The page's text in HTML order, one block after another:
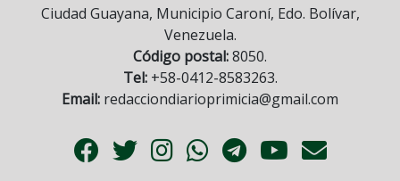
Ciudad Guayana, Municipio Caroní, Edo. Bolívar,
Venezuela.
Código postal:8050.
Tel:+58-0412-8583263.
Email: redacciondiarioprimicia@gmail.com